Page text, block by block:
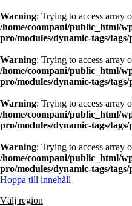
Warning: Trying to access array
/home/coompani/public_html/
pro/modules/dynamic-tags/
Warning: Trying to access array
/home/coompani/public_html/
pro/modules/dynamic-tags/
Warning: Trying to access array
/home/coompani/public_html/
pro/modules/dynamic-tags/
Warning: Trying to access array
/home/coompani/public_html/
pro/modules/dynamic-tags/
Hoppa till innehåll
Välj region